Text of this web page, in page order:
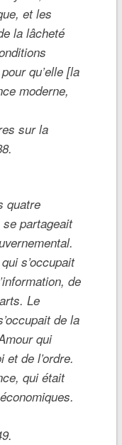
et les
la lâcheté
qu’elle [la
moderne,
sur la
quatre
partageait
s’occupait
de
Le
de la
qui
de l’ordre.
qui était